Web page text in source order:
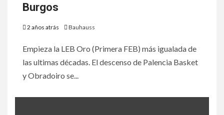
Burgos
2 años atrás Bauhauss
Empieza la LEB Oro (Primera FEB) más igualada de
las ultimas décadas. El descenso de Palencia Basket
y Obradoiro se...